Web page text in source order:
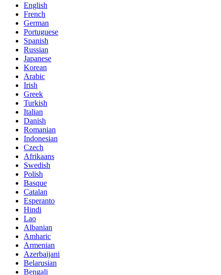
English
French
German
Portuguese
Spanish
Russian
Japanese
Korean
Arabic
Irish
Greek
Turkish
Italian
Danish
Romanian
Indonesian
Czech
Afrikaans
Swedish
Polish
Basque
Catalan
Esperanto
Hindi
Lao
Albanian
Amharic
Armenian
Azerbaijani
Belarusian
Bengali